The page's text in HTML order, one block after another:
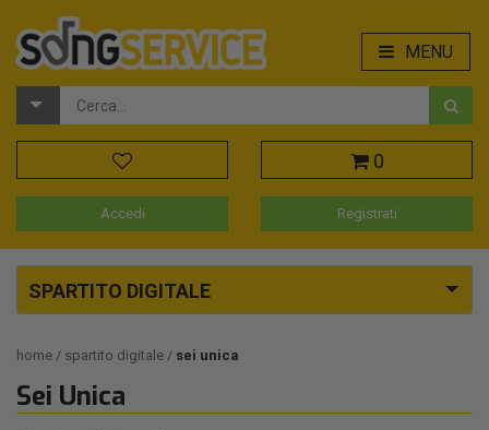
MENU
0
Accedi Registrati
SPARTITO DIGITALE
home spartito digitale sei unica
Sei Unica